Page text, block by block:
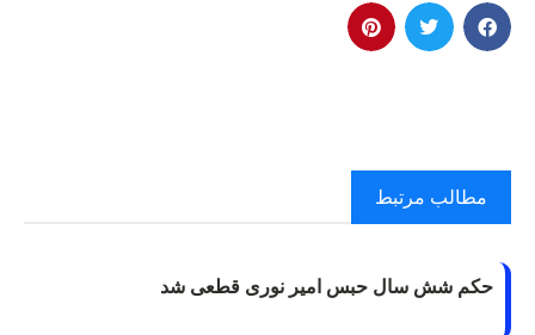
مطالب مرتبط
حکم شش سال حبس امیر نوری قطعی شد